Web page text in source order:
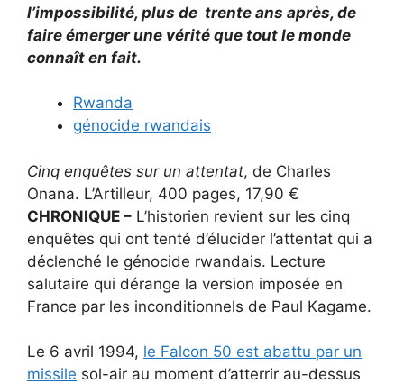
l’impossibilité, plus de trente ans après, de
faire émerger une vérité que tout le monde
connaît en fait.
Rwanda
génocide rwandais
Cinq enquêtes sur un attentat, de Charles
Onana. L’Artilleur, 400 pages, 17,90 €
CHRONIQUE – L’historien revient sur les cinq
enquêtes qui ont tenté d’élucider l’attentat qui a
déclenché le génocide rwandais. Lecture
salutaire qui dérange la version imposée en
France par les inconditionnels de Paul Kagame.
Le 6 avril 1994, le Falcon 50 est abattu par un
missile sol-air au moment d’atterrir au-dessus